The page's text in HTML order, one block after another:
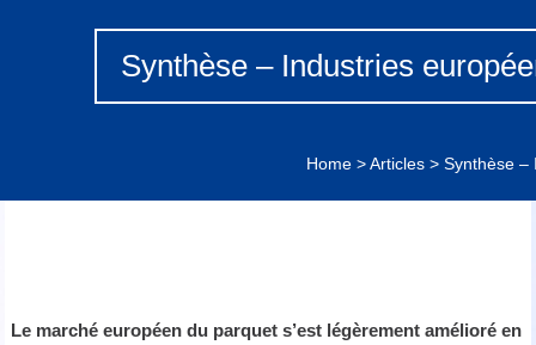
Synthèse – Industries
Home >Articles >Synthèse –
Le marché européen du parquet s’est légèrement amélioré en